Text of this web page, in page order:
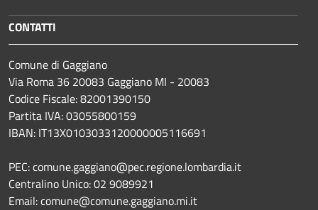
CONTATTI
Comune di Gaggiano
Via Roma 36 20083 Gaggiano MI - 20083
Codice Fiscale: 82001390150
Partita IVA: 03055800159
IBAN: IT13X0103033120000005116691
PEC: comune.gaggiano@pec.regione.lombardia.it
Centralino Unico: 02 9089921
Email: comune@comune.gaggiano.mi.it